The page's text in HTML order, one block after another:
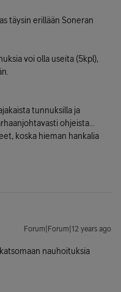
täysin erillään Soneran
voi olla useita (5kpl),
tunnuksilla ja
ohjeista...
koska hieman hankalia
Forum|Forum|12 years ago
nauhoituksia